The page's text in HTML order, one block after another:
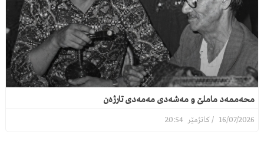
محەممەد ماملێ و مەشەدی مەمەدی تارژەن
16/07/2026